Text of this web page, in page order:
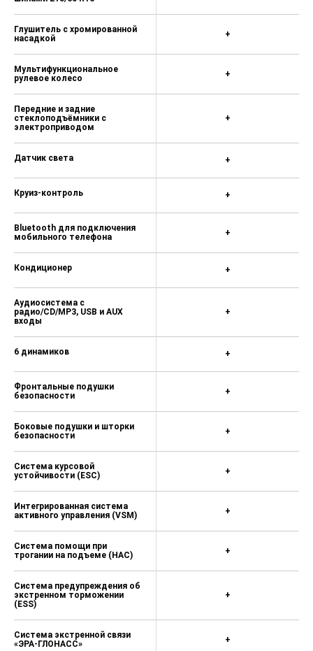
Глушитель с хромированной
насадкой
Мультифункциональное
рулевое колесо
Передние и задние
стеклоподъёмники с
электроприводом
Датчик света
Круиз-контроль
Bluetooth для подключения
мобильного телефона
Кондиционер
Аудиосистема с
радио/CD/MP3, USB и AUX
входы
6 динамиков
Фронтальные подушки
безопасности
Боковые подушки и шторки
безопасности
Система курсовой
устойчивости (ESC)
Интегрированная система
активного управления (VSM)
Система помощи при
трогании на подъеме (HAC)
Система предупреждения об
экстренном торможении
(ESS)
Система экстренной связи
«ЭРА-ГЛОНАСС»
+
+
+
+
+
+
+
+
+
+
+
+
+
+
+
+